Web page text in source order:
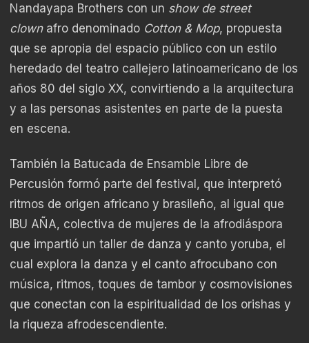
Nandayapa Brothers con un show de street
clownafro denominado Cotton & Mop, propuesta
que se apropia del espacio público con un estilo
heredado del teatro callejero latinoamericano de los
años 80 del siglo XX, convirtiendo a la arquitectura
y a las personas asistentes en parte de la puesta
en escena.
También la Batucada de Ensamble Libre de
Percusión formó parte del festival, que interpretó
ritmos de origen africano y brasileño, al igual que
IBU AÑA, colectiva de mujeres de la afrodiáspora
que impartió un taller de danza y canto yoruba, el
cual explora la danza y el canto afrocubano con
música, ritmos, toques de tambor y cosmovisiones
que conectan con la espiritualidad de los orishas y
la riqueza afrodescendiente.